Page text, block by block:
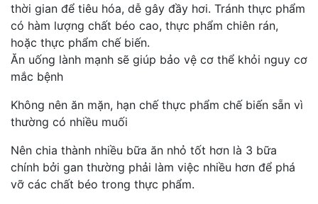
thời gian để tiêu hóa, dễ gây đầy hơi. Tránh thực phẩm
có hàm lượng chất béo cao, thực phẩm chiên rán,
hoặc thực phẩm chế biến.
Ăn uống lành mạnh sẽ giúp bảo vệ cơ thể khỏi nguy cơ
mắc bệnh
Không nên ăn mặn, hạn chế thực phẩm chế biến sẵn vì
thường có nhiều muối
Nên chia thành nhiều bữa ăn nhỏ tốt hơn là 3 bữa
chính bởi gan thường phải làm việc nhiều hơn để phá
vỡ các chất béo trong thực phẩm.